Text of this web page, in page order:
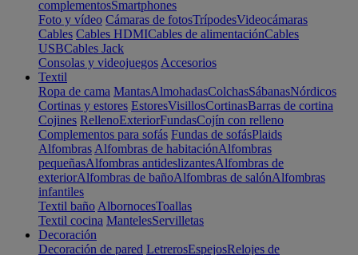
complementosSmartphones
Foto y vídeo Cámaras de fotosTrípodesVideocámaras
Cables Cables HDMICables de alimentaciónCables
USBCables Jack
Consolas y videojuegos Accesorios
Textil
Ropa de cama MantasAlmohadasColchasSábanasNórdicos
Cortinas y estores EstoresVisillosCortinasBarras de cortina
Cojines RellenoExteriorFundasCojín con relleno
Complementos para sofás Fundas de sofásPlaids
Alfombras Alfombras de habitaciónAlfombras
pequeñasAlfombras antideslizantesAlfombras de
exteriorAlfombras de bañoAlfombras de salónAlfombras
infantiles
Textil baño AlbornocesToallas
Textil cocina MantelesServilletas
Decoración
Decoración de pared LetrerosEspejosRelojes de